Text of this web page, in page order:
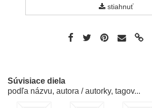
stiahnuť
Súvisiace diela
podľa názvu, autora / autorky, tagov...